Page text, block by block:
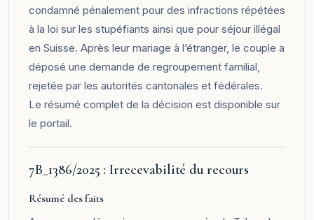
condamné pénalement pour des infractions répétées
à la loi sur les stupéfiants ainsi que pour séjour illégal
en Suisse. Après leur mariage à l’étranger, le couple a
déposé une demande de regroupement familial,
rejetée par les autorités cantonales et fédérales.
Le résumé complet de la décision est disponible sur
le portail.
7B_1386/2025 : Irrecevabilité du recours
Résumé des faits